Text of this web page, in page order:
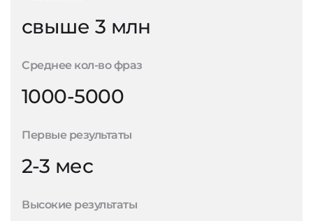
свыше 3 млн
Среднее кол-во фраз
1000-5000
Первые результаты
2-3 мес
Высокие результаты